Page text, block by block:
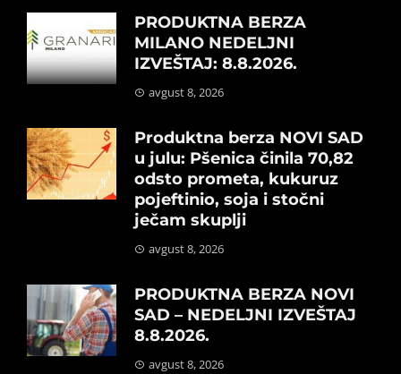
PRODUKTNA BERZA
MILANO NEDELJNI
IZVEŠTAJ: 8.8.2026.
avgust 8, 2026
Produktna berza NOVI SAD
u julu: Pšenica činila 70,82
odsto prometa, kukuruz
pojeftinio, soja i stočni
ječam skuplji
avgust 8, 2026
PRODUKTNA BERZA NOVI
SAD – NEDELJNI IZVEŠTAJ
8.8.2026.
avgust 8, 2026